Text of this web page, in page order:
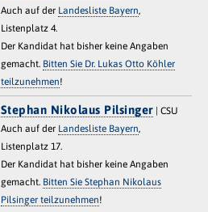
Auch auf der Landesliste Bayern,
Listenplatz 4.
Der Kandidat hat bisher keine Angaben
gemacht. Bitten Sie Dr. Lukas Otto Köhler
teilzunehmen!
Stephan Nikolaus Pilsinger| CSU
Auch auf der Landesliste Bayern,
Listenplatz 17.
Der Kandidat hat bisher keine Angaben
gemacht. Bitten Sie Stephan Nikolaus
Pilsinger teilzunehmen!